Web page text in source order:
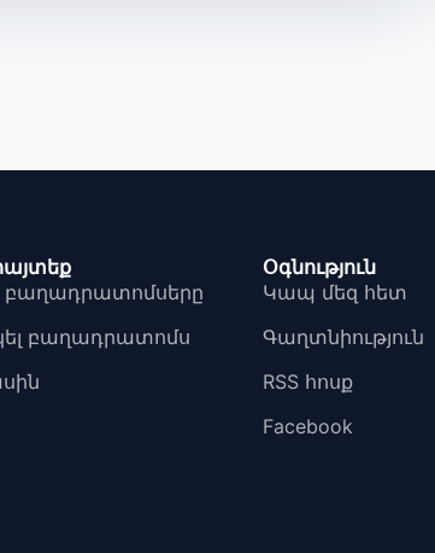
բաղադրատոմսերը
բաղադրատոմս
Օգնություն
Կապ մեզ հետ
Գաղտնիություն
RSS հոսք
Facebook